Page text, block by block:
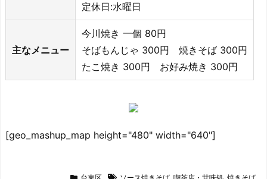
定休日:水曜日
主なメニュー
今川焼き 一個 80円
そばもんじゃ 300円 焼きそば 300円
たこ焼き 300円 お好み焼き 300円
[geo_mashup_map height="480" width="640"]